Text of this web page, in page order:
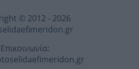
© 2012 - 2026
Επικοινωνία: